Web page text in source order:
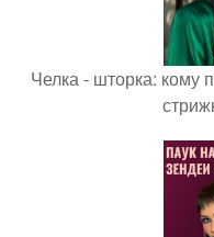
Челка - шторка: кому